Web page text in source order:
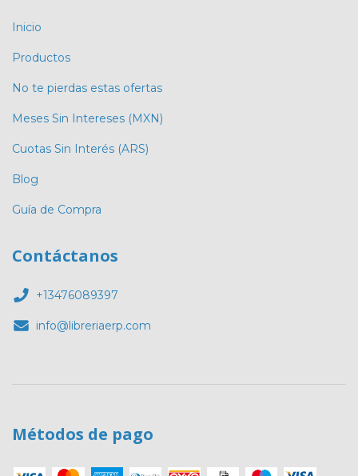
Inicio
Productos
No te pierdas estas ofertas
Meses Sin Intereses (MXN)
Cuotas Sin Interés (ARS)
Blog
Guía de Compra
Contáctanos
+13476089397
info@libreriaerp.com
Métodos de pago